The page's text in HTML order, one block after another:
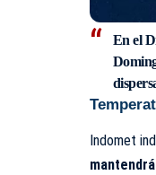
En el
Indomet